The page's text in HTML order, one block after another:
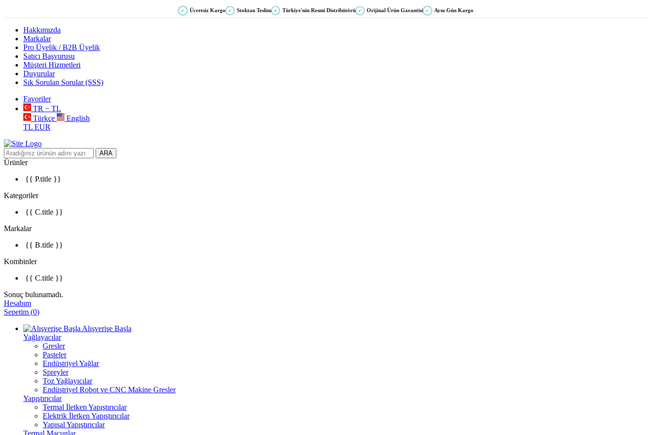
✓ Ücretsiz Kargo ✓ Stoktan Teslim ✓ Türkiye'nin Resmi Distribütörü ✓ Orijinal Ürün Garantisi ✓ Aynı Gün Kargo
Hakkımızda
Markalar
Pro Üyelik / B2B Üyelik
Satıcı Başvurusu
Müşteri Hizmetleri
Duyurular
Sık Sorulan Sorular (SSS)
Favoriler
TR − TL
Türkçe
English
TL EUR
ARA
Ürünler
{{ P.title }}
Kategoriler
{{ C.title }}
Markalar
{{ B.title }}
Kombinler
{{ C.title }}
Sonuç bulunamadı.
Hesabım
Sepetim (0)
Alışverişe Başla
Yağlayacılar
Gresler
Pasteler
Endüstriyel Yağlar
Spreyler
Toz Yağlayıcılar
Endüstriyel Robot ve CNC Makine Gresler
Yapıştırıcılar
Termal İletken Yapıştırıcılar
Elektrik İletken Yapıştırıcılar
Yapısal Yapıştırıcılar
Termal Macunlar